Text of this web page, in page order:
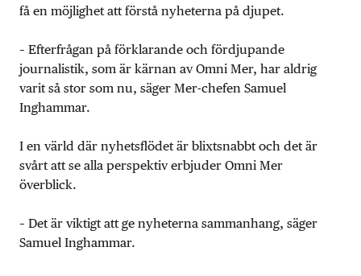
få en möjlighet att förstå nyheterna på djupet.
– Efterfrågan på förklarande och fördjupande
journalistik, som är kärnan av Omni Mer, har aldrig
varit så stor som nu, säger Mer-chefen Samuel
Inghammar.
I en värld där nyhetsflödet är blixtsnabbt och det är
svårt att se alla perspektiv erbjuder Omni Mer
överblick.
– Det är viktigt att ge nyheterna sammanhang, säger
Samuel Inghammar.